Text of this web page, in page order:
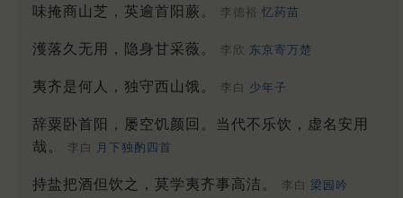
味掩商山芝，英逾首阳蕨。 李德裕 忆药苗
濩落久无用，隐身甘采薇。 李欣 东京寄万楚
夷齐是何人，独守西山饿。 李白 少年子
辞粟卧首阳，屡空饥颜回。当代不乐饮，虚名安用
哉。
李白 月下独酌四首
持盐把酒但饮之，莫学夷齐事高洁。 李白 梁园吟